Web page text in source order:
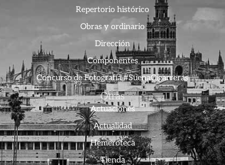
Repertorio histórico
Obras y ordinario
Dirección
Componentes
Concurso de Fotografía #SuenaCigarreras
Otras
Actuaciones
Actualidad
Hemeroteca
Tienda